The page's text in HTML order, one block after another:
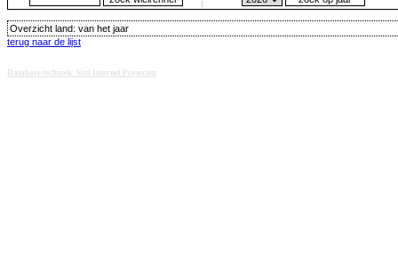
Overzicht land: van het jaar
terug naar de lijst
Database techniek: Sini Internet Projecten